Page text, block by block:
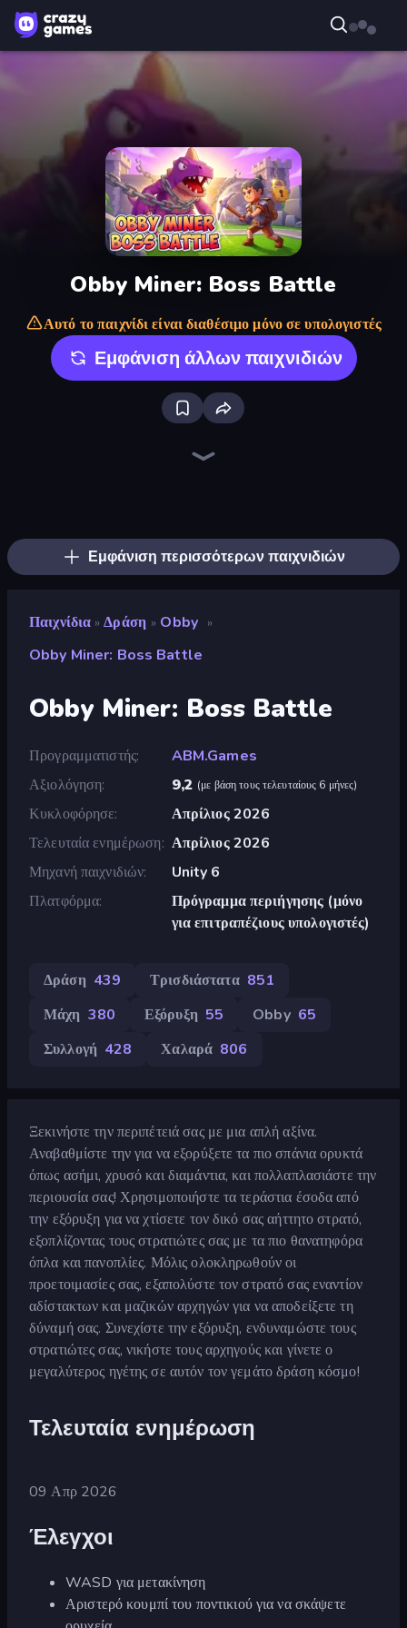
Obby Miner: Boss Battle
Αυτό το παιχνίδι είναι διαθέσιμο μόνο σε υπολογιστές
Εμφάνιση άλλων παιχνιδιών
Εμφάνιση περισσότερων παιχνιδιών
Παιχνίδια » Δράση » Obby »
Obby Miner: Boss Battle
Obby Miner: Boss Battle
Προγραμματιστής
ABM.Games
Αξιολόγηση
9,2 (με βάση τους τελευταίους 6 μήνες)
Κυκλοφόρησε
Απρίλιος 2026
Τελευταία ενημέρωση Απρίλιος 2026
Μηχανή παιχνιδιών
Unity 6
Πλατφόρμα
Πρόγραμμα περιήγησης (μόνο
για επιτραπέζιους υπολογιστές)
Δράση 439 Τρισδιάστατα 851
Μάχη 380 Εξόρυξη 55 Obby 65
Συλλογή 428 Χαλαρά 806
Ξεκινήστε την περιπέτειά σας με μια απλή αξίνα.
Αναβαθμίστε την για να εξορύξετε τα πιο σπάνια ορυκτά
όπως ασήμι, χρυσό και διαμάντια, και πολλαπλασιάστε την
περιουσία σας! Χρησιμοποιήστε τα τεράστια έσοδα από
την εξόρυξη για να χτίσετε τον δικό σας αήττητο στρατό,
εξοπλίζοντας τους στρατιώτες σας με τα πιο θανατηφόρα
όπλα και πανοπλίες. Μόλις ολοκληρωθούν οι
προετοιμασίες σας, εξαπολύστε τον στρατό σας εναντίον
αδίστακτων και μαζικών αρχηγών για να αποδείξετε τη
δύναμή σας. Συνεχίστε την εξόρυξη, ενδυναμώστε τους
στρατιώτες σας, νικήστε τους αρχηγούς και γίνετε ο
μεγαλύτερος ηγέτης σε αυτόν τον γεμάτο δράση κόσμο!
Τελευταία ενημέρωση
09 Απρ 2026
Έλεγχοι
WASD για μετακίνηση
Αριστερό κουμπί του ποντικιού για να σκάψετε